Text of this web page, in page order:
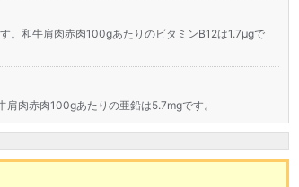
。和牛肩肉赤肉100gあたりのビタミンB12は1.7μgで
肉赤肉100gあたりの亜鉛は5.7mgです。